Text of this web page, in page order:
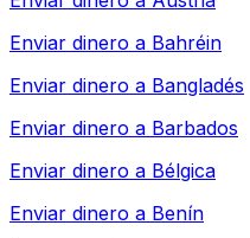
Enviar dinero a Bahréin
Enviar dinero a Bangladés
Enviar dinero a Barbados
Enviar dinero a Bélgica
Enviar dinero a Benín